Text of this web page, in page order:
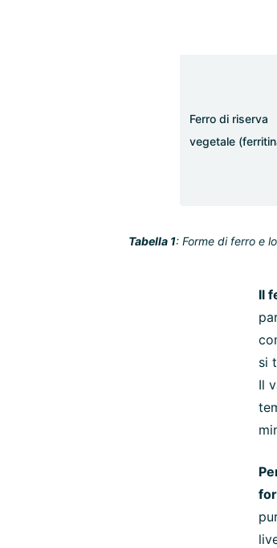
Ferro di riserva
vegetale
Tabella 1: Forme di ferro e
Il
si
Il